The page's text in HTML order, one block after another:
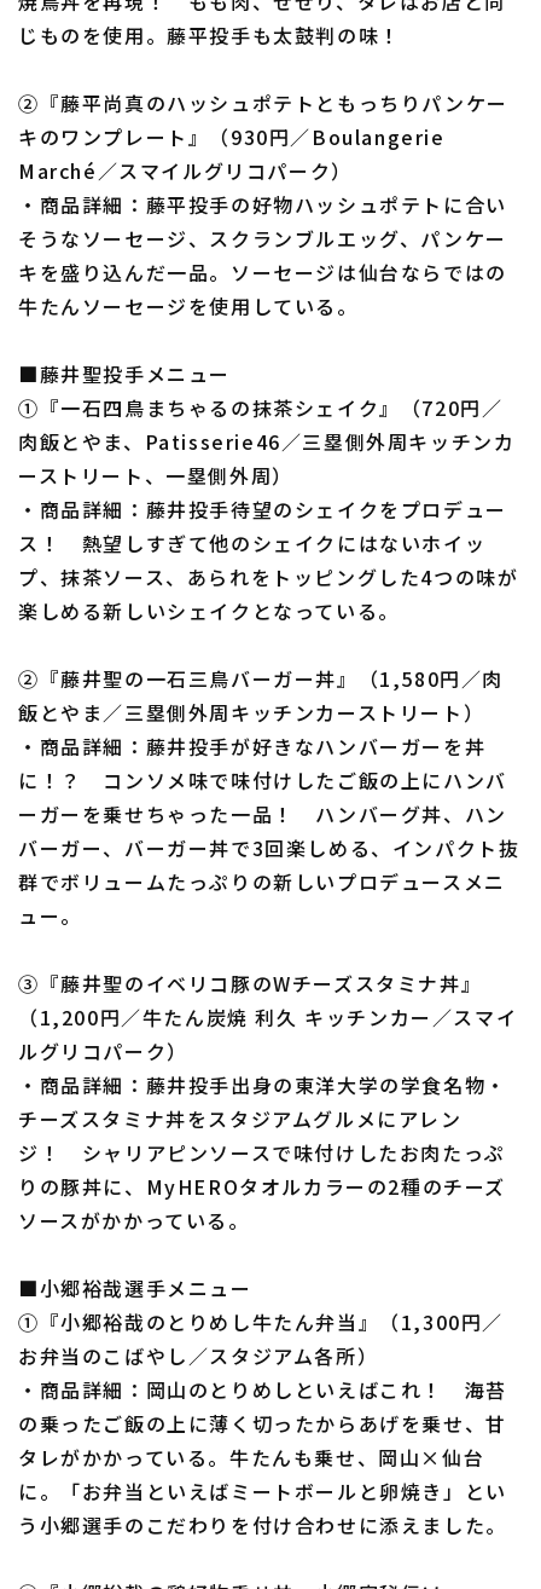
じものを使用。藤平投手も太鼓判の味！
②『藤平尚真のハッシュポテトともっちりパンケー
キのワンプレート』（930円／Boulangerie
Marché／スマイルグリコパーク）
・商品詳細：藤平投手の好物ハッシュポテトに合い
そうなソーセージ、スクランブルエッグ、パンケー
キを盛り込んだ一品。ソーセージは仙台ならではの
牛たんソーセージを使用している。
■藤井聖投手メニュー
①『一石四鳥まちゃるの抹茶シェイク』（720円／
肉飯とやま、Patisserie46／三塁側外周キッチンカ
ーストリート、一塁側外周）
・商品詳細：藤井投手待望のシェイクをプロデュー
ス！ 熱望しすぎて他のシェイクにはないホイッ
プ、抹茶ソース、あられをトッピングした4つの味が
楽しめる新しいシェイクとなっている。
②『藤井聖の一石三鳥バーガー丼』（1,580円／肉
飯とやま／三塁側外周キッチンカーストリート）
・商品詳細：藤井投手が好きなハンバーガーを丼
に！？ コンソメ味で味付けしたご飯の上にハンバ
ーガーを乗せちゃった一品！ ハンバーグ丼、ハン
バーガー、バーガー丼で3回楽しめる、インパクト抜
群でボリュームたっぷりの新しいプロデュースメニ
ュー。
③『藤井聖のイベリコ豚のWチーズスタミナ丼』
（1,200円／牛たん炭焼 利久 キッチンカー／スマイ
ルグリコパーク）
・商品詳細：藤井投手出身の東洋大学の学食名物・
チーズスタミナ丼をスタジアムグルメにアレン
ジ！ シャリアピンソースで味付けしたお肉たっぷ
りの豚丼に、MyHEROタオルカラーの2種のチーズ
ソースがかかっている。
■小郷裕哉選手メニュー
①『小郷裕哉のとりめし牛たん弁当』（1,300円／
お弁当のこばやし／スタジアム各所）
・商品詳細：岡山のとりめしといえばこれ！ 海苔
の乗ったご飯の上に薄く切ったからあげを乗せ、甘
タレがかかっている。牛たんも乗せ、岡山×仙台
に。「お弁当といえばミートボールと卵焼き」とい
う小郷選手のこだわりを付け合わせに添えました。